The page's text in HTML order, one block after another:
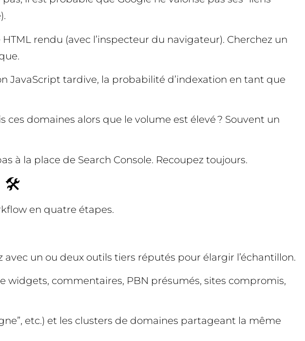
rendu (avec l’inspecteur du navigateur). Cherchez un
JavaScript tardive, la probabilité d’indexation en tant que
domaines alors que le volume est élevé ? Souvent un
à la place de Search Console. Recoupez toujours.
🛠️
en quatre étapes.
un ou deux outils tiers réputés pour élargir l’échantillon.
widgets, commentaires, PBN présumés, sites compromis,
etc.) et les clusters de domaines partageant la même